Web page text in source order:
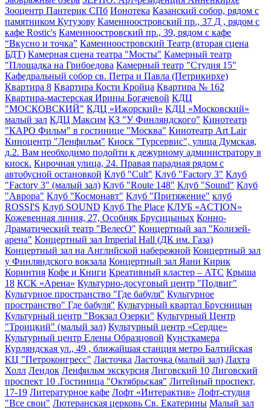
Зооцентр Пантерик СПб Ионотека Казанский собор, рядом с
памятником Кутузову Каменноостровский пр., 37 Д , рядом с
кафе Rostic's Каменноостровский пр., 39, рядом с кафе
“Вкусно и точка” Каменноостровский Театр (вторая сцена
БДТ) Камерная сцена театра "Мосты" Камерный театр
"Площадка на Грибоедова Камерный театр "Студия 15"
Кафедральный собор св. Петра и Павла (Петрикирхе)
Квартира 8 Квартира Кости Кройца Квартира № 162
Квартира-мастерская Ирины Богачевой КДЦ
"МОСКОВСКИЙ" КДЦ «Ижорский» КДЦ «Московский»
малый зал КДЦ Максим КЗ "У Финляндского" Кинотеатр
"КАРО Фильм" в гостинице "Москва" Кинотеатр Art Lair
Киноцентр "Ленфильм" Киоск "Турсервис", улица Думская,
д.2. Вам необходимо подойти к дежурному администратору в
киоск. Кирочная улица, 24. Правая парадная рядом с
автобусной остановкой Клуб "Cult" Клуб "Factory 3" Клуб
"Factory 3" (малый зал) Клуб "Route 148" Клуб "Sound" Клуб
"Аврора" Клуб "Космонавт" Клуб "Притяжение" клуб
ROSSI'S Клуб SOUND Клуб The Place КЛУБ «ACTION»
Кожевенная линия, 27, Особняк Брусицыных Конно-
Драматический театр "ВелесО" Концертный зал "Колизей-
арена" Концертный зал Imperial Hall (ДК им. Газа)
Концертный зал на Английской набережной Концертный зал
у Финляндского вокзала Концертный зал Яани Кирик
Коринтия Кофе и Книги Креативный кластер – АТС Крыша
18 КСК «Арена» Культурно-досуговый центр "Подвиг"
Культурное пространство "Где бабуля" Культурное
пространство" Где бабуля" Культурный квартал Брусницын
Культурный центр "Вокзал Озерки" Культурный Центр
"Троицкий" (малый зал) Культурный центр «Сердце»
Культурный центр Елены Образцовой Кунсткамера
Курляндская ул., 49 , ближайшая станция метро Балтийская
КЦ "Петроконгресс" Ласточка Ласточка (малый зал) Лахта
Холл Лендок Ленфильм экскурсия Лиговский 10 Лиговский
проспект 10 .Гостиница "Октябрьская" Литейный проспект,
17-19 Литературное кафе Лофт «Интерактив» Лофт-студия
"Все свои" Лютеранская церковь Св. Екатерины Малый зал